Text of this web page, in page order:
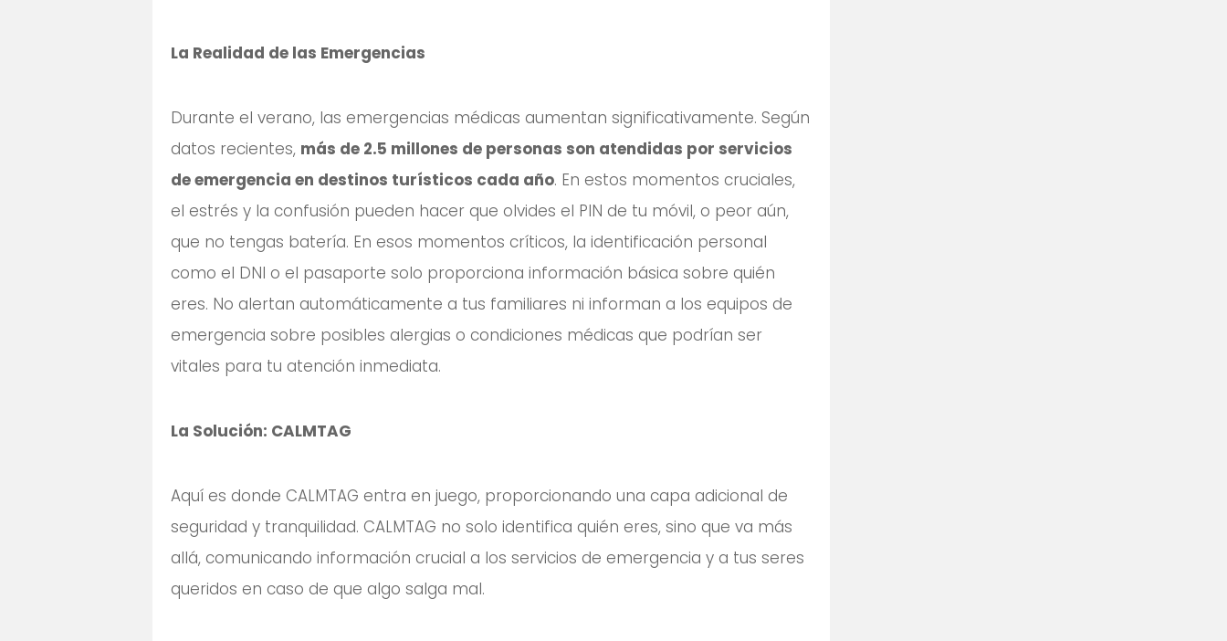
La Realidad de las Emergencias
Durante el verano, las emergencias médicas aumentan significativamente. Según
datos recientes, más de 2.5 millones de personas son atendidas por servicios
de emergencia en destinos turísticos cada año. En estos momentos cruciales,
el estrés y la confusión pueden hacer que olvides el PIN de tu móvil, o peor aún,
que no tengas batería. En esos momentos críticos, la identificación personal
como el DNI o el pasaporte solo proporciona información básica sobre quién
eres. No alertan automáticamente a tus familiares ni informan a los equipos de
emergencia sobre posibles alergias o condiciones médicas que podrían ser
vitales para tu atención inmediata.
La Solución: CALMTAG
Aquí es donde CALMTAG entra en juego, proporcionando una capa adicional de
seguridad y tranquilidad. CALMTAG no solo identifica quién eres, sino que va más
allá, comunicando información crucial a los servicios de emergencia y a tus seres
queridos en caso de que algo salga mal.